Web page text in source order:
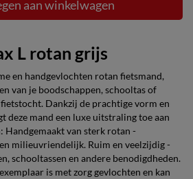
aan winkelwagen
L rotan grijs
en handgevlochten rotan fietsmand,
van je boodschappen, schooltas of
Dankzij de prachtige vorm en
deze mand een luxe uitstraling toe aan
Handgemaakt van sterk rotan -
milieuvriendelijk. Ruim en veelzijdig -
schooltassen en andere benodigdheden.
is met zorg gevlochten en kan